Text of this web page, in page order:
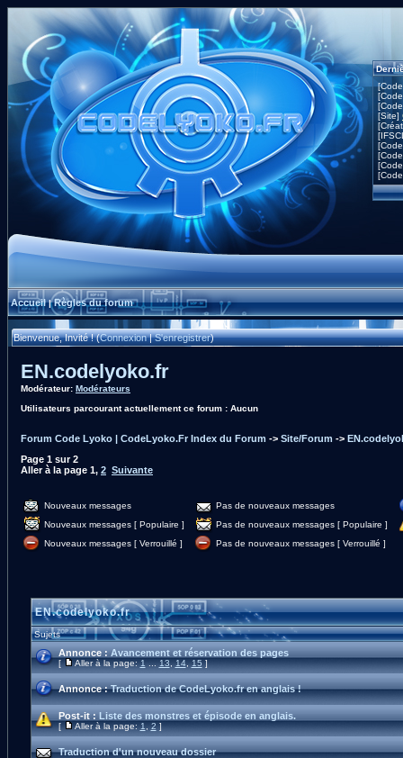
[Site]
Accueil|Règles du forum
Bienvenue, Invité ! (Connexion|S'enregistrer)
EN.codelyoko.fr
Modérateur: Modérateurs
Utilisateurs parcourant actuellement ce forum : Aucun
Forum Code Lyoko | CodeLyoko.Fr Index du Forum -> Site/Forum ->
Page 1 sur2
Aller à la page 1, 2 Suivante
Nouveaux messages
Pas de nouveaux messages
Nouveaux messages [ Populaire ]
Pas de nouveaux messages [ Populaire ]
Nouveaux messages [ Verrouillé ]
Pas de nouveaux messages [ Verrouillé ]
EN.codelyoko.fr
Sujets
Annonce : Avancement et réservation des pages
[ Aller à la page:1...13,14,15]
Annonce : Traduction de CodeLyoko.fr en anglais !
Post-it : Liste des monstres et épisode en anglais.
[ Aller à la page:1,2]
Traduction d'un nouveau dossier